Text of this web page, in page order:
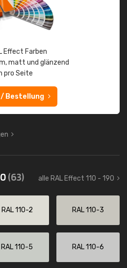
Effect Farben
matt und glänzend
pro Seite
/ Bestellung
(63) alle RAL Effect 110 - 190
RAL 110-2 RAL 110-3
RAL 110-5 RAL 110-6